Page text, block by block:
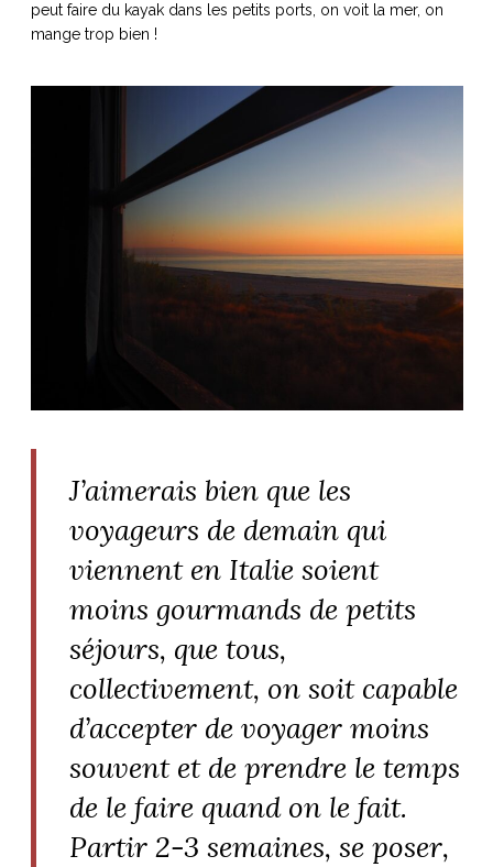
peut faire du kayak dans les petits ports, on voit la mer, on
mange trop bien !
J’aimerais bien que les
voyageurs de demain qui
viennent en Italie soient
moins gourmands de petits
séjours, que tous,
collectivement, on soit capable
d’accepter de voyager moins
souvent et de prendre le temps
de le faire quand on le fait.
Partir 2-3 semaines, se poser,